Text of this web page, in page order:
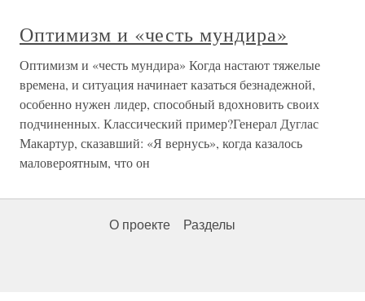
Оптимизм и «честь мундира»
Оптимизм и «честь мундира» Когда настают тяжелые
времена, и ситуация начинает казаться безнадежной,
особенно нужен лидер, способный вдохновить своих
подчиненных. Классический пример?Генерал Дуглас
Макартур, сказавший: «Я вернусь», когда казалось
маловероятным, что он
О проекте Разделы